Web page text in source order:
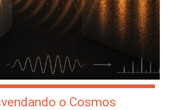
o Cosmos